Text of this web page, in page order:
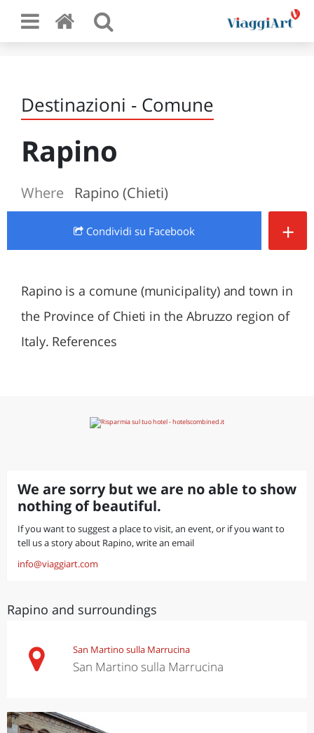
Destinazioni - Comune
Rapino
Where Rapino (Chieti)
Condividi su Facebook +
Rapino is a comune (municipality) and town in
the Province of Chieti in the Abruzzo region of
Italy. References
We are sorry but we are no able to show
nothing of beautiful.
If you want to suggest a place to visit, an event, or if you want to
tell us a story about Rapino, write an email
info@viaggiart.com
Rapino and surroundings
San Martino sulla Marrucina
San Martino sulla Marrucina